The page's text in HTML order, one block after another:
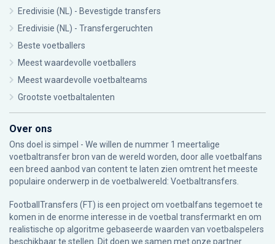
Eredivisie (NL) - Bevestigde transfers
Eredivisie (NL) - Transfergeruchten
Beste voetballers
Meest waardevolle voetballers
Meest waardevolle voetbalteams
Grootste voetbaltalenten
Over ons
Ons doel is simpel - We willen de nummer 1 meertalige
voetbaltransfer bron van de wereld worden, door alle voetbalfans
een breed aanbod van content te laten zien omtrent het meeste
populaire onderwerp in de voetbalwereld: Voetbaltransfers.
FootballTransfers (FT) is een project om voetbalfans tegemoet te
komen in de enorme interesse in de voetbal transfermarkt en om
realistische op algoritme gebaseerde waarden van voetbalspelers
beschikbaar te stellen. Dit doen we samen met onze partner